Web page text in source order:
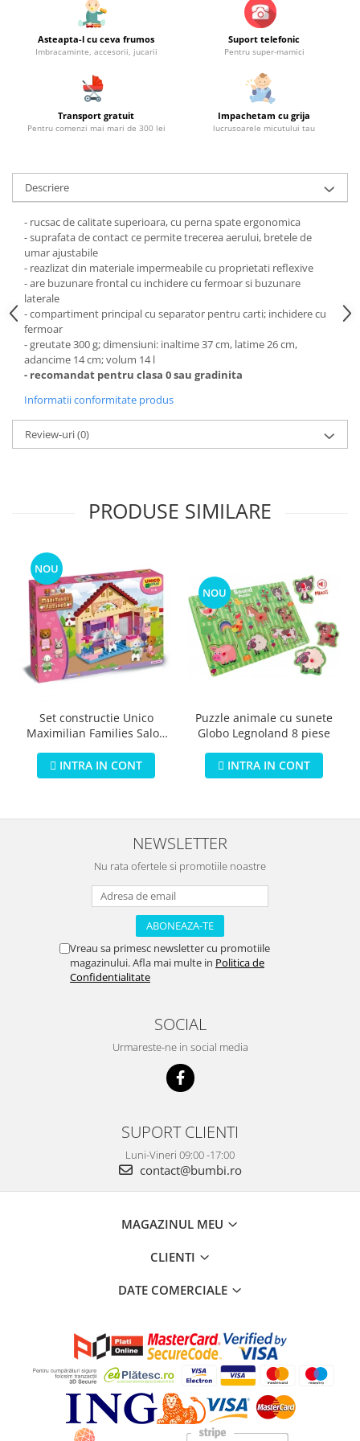
Asteapta-l cu ceva frumos
Imbracaminte, accesorii, jucarii
Suport telefonic
Pentru super-mamici
Transport gratuit
Pentru comenzi mai mari de 300 lei
Impachetam cu grija
lucrusoarele micutului tau
Descriere
- rucsac de calitate superioara, cu perna spate ergonomica
- suprafata de contact ce permite trecerea aerului, bretele de
umar ajustabile
- reazlizat din materiale impermeabile cu proprietati reflexive
- are buzunare frontal cu inchidere cu fermoar si buzunare
laterale
- compartiment principal cu separator pentru carti; inchidere cu
fermoar
- greutate 300 g; dimensiuni: inaltime 37 cm, latime 26 cm,
adancime 14 cm; volum 14 l
- recomandat pentru clasa 0 sau gradinita
Informatii conformitate produs
Review-uri(0)
PRODUSE SIMILARE
NOU
Set constructie Unico
Maximilian Families Salon
INTRA IN CONT
NOU
Puzzle animale cu sunete
Globo Legnoland 8 piese
INTRA IN CONT
NEWSLETTER
Nu rata ofertele si promotiile noastre
Vreau sa primesc newsletter cu promotiile
magazinului. Afla mai multe in Politica de
Confidentialitate
SOCIAL
Urmareste-ne in social media
SUPORT CLIENTI
Luni-Vineri 09:00 -17:00
contact@bumbi.ro
MAGAZINUL MEU
CLIENTI
DATE COMERCIALE